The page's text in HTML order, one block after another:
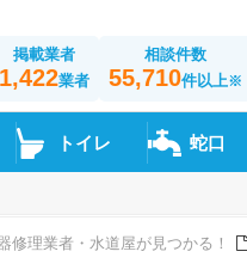
掲載業者
1,422業者
相談件数
55,710件以上※
トイレ 蛇口
修理業者・水道屋が見つかる！